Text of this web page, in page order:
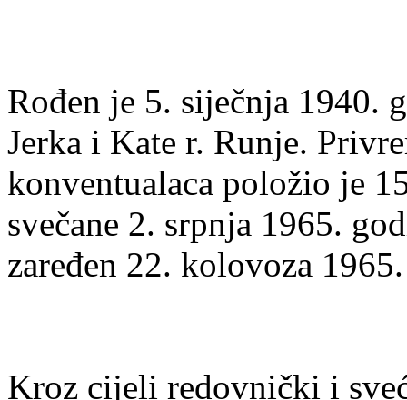
Rođen je 5. siječnja 1940.
Jerka i Kate r. Runje.
konventualaca položio je
svečane 2. srpnja 1965.
zaređen 22. kolovoza
Kroz cijeli redovnički i